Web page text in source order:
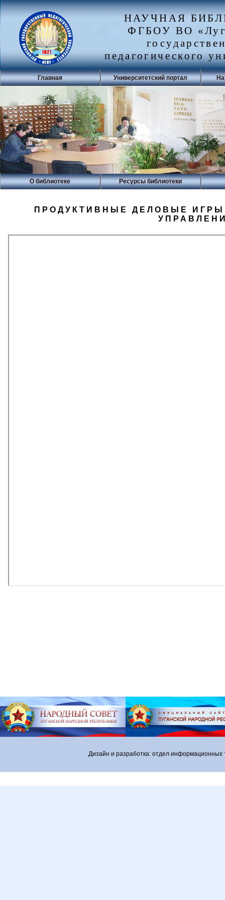
НАУЧНАЯ
ФГБОУ ВО
педагогического
Главная Университетский портал
О библиотеке Ресурсы библиотеки
ПРОДУКТИВНЫЕ ДЕЛОВЫЕ
Дизайн и разработка: отдел информационных